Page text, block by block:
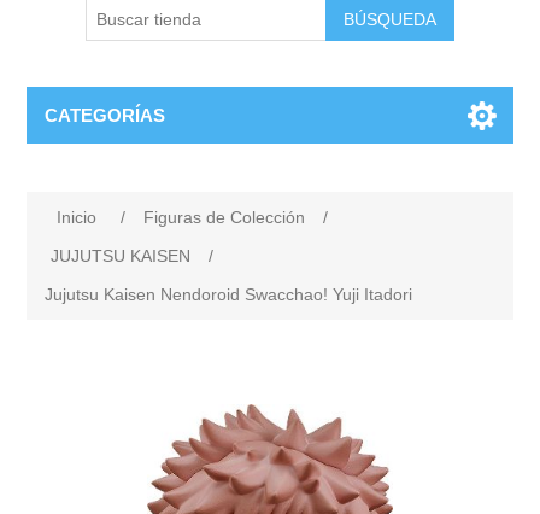
BÚSQUEDA
CATEGORÍAS
Inicio / Figuras de Colección
/
JUJUTSU KAISEN
/
Jujutsu Kaisen Nendoroid Swacchao! Yuji Itadori